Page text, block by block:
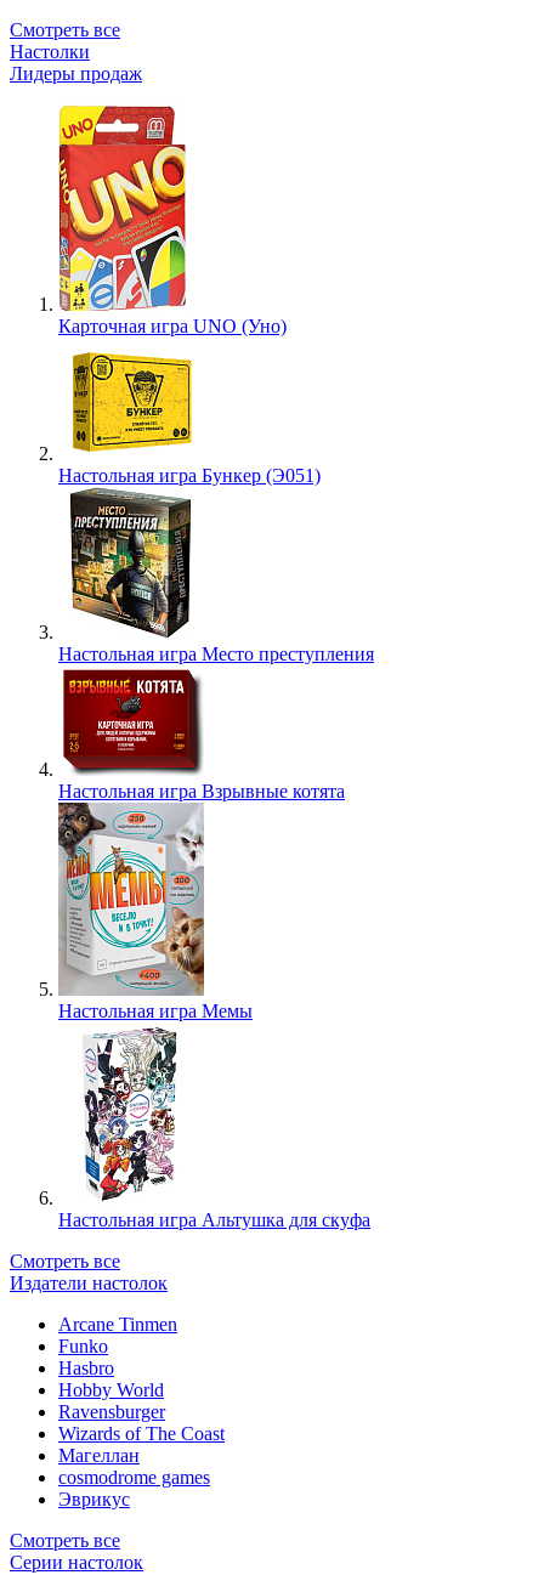
Смотреть все
Настолки
Лидеры продаж
Карточная игра UNO (Уно)
Настольная игра Бункер (Э051)
Настольная игра Место преступления
Настольная игра Взрывные котята
Настольная игра Мемы
Настольная игра Альтушка для скуфа
Смотреть все
Издатели настолок
Arcane Tinmen
Funko
Hasbro
Hobby World
Ravensburger
Wizards of The Coast
Магеллан
сosmodrome games
Эврикус
Смотреть все
Серии настолок